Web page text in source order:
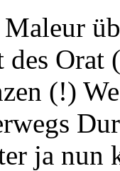
Orat
(!)
ja nun